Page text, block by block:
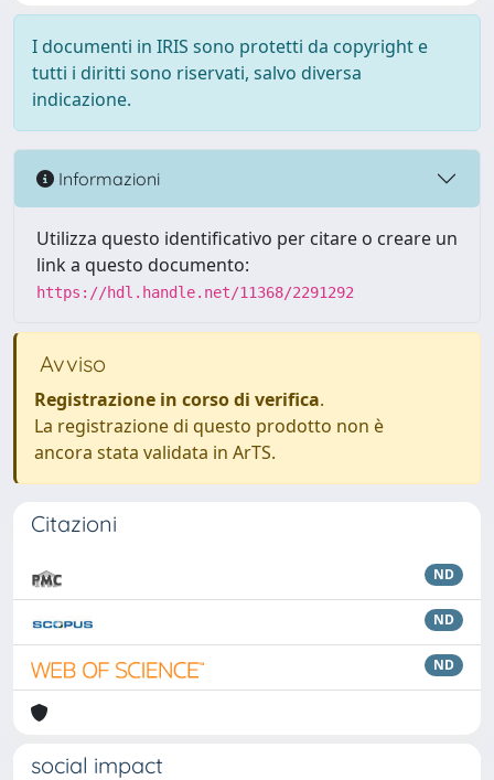
I documenti in IRIS sono protetti da copyright e
tutti i diritti sono riservati, salvo diversa
indicazione.
Informazioni
Utilizza questo identificativo per citare o creare un
link a questo documento:
https://hdl.handle.net/11368/2291292
Avviso
Registrazione in corso di verifica.
La registrazione di questo prodotto non è
ancora stata validata in ArTS.
Citazioni
ND
ND
ND
social impact